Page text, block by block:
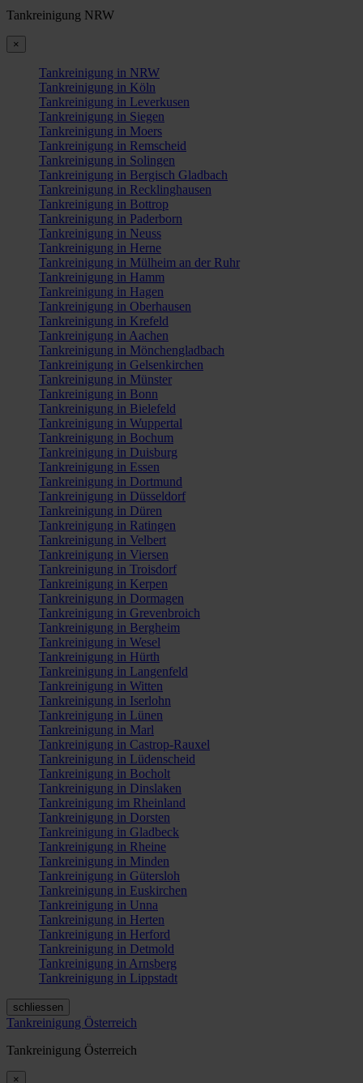
Tankreinigung NRW
×
Tankreinigung in NRW
Tankreinigung in Köln
Tankreinigung in Leverkusen
Tankreinigung in Siegen
Tankreinigung in Moers
Tankreinigung in Remscheid
Tankreinigung in Solingen
Tankreinigung in Bergisch Gladbach
Tankreinigung in Recklinghausen
Tankreinigung in Bottrop
Tankreinigung in Paderborn
Tankreinigung in Neuss
Tankreinigung in Herne
Tankreinigung in Mülheim an der Ruhr
Tankreinigung in Hamm
Tankreinigung in Hagen
Tankreinigung in Oberhausen
Tankreinigung in Krefeld
Tankreinigung in Aachen
Tankreinigung in Mönchengladbach
Tankreinigung in Gelsenkirchen
Tankreinigung in Münster
Tankreinigung in Bonn
Tankreinigung in Bielefeld
Tankreinigung in Wuppertal
Tankreinigung in Bochum
Tankreinigung in Duisburg
Tankreinigung in Essen
Tankreinigung in Dortmund
Tankreinigung in Düsseldorf
Tankreinigung in Düren
Tankreinigung in Ratingen
Tankreinigung in Velbert
Tankreinigung in Viersen
Tankreinigung in Troisdorf
Tankreinigung in Kerpen
Tankreinigung in Dormagen
Tankreinigung in Grevenbroich
Tankreinigung in Bergheim
Tankreinigung in Wesel
Tankreinigung in Hürth
Tankreinigung in Langenfeld
Tankreinigung in Witten
Tankreinigung in Iserlohn
Tankreinigung in Lünen
Tankreinigung in Marl
Tankreinigung in Castrop-Rauxel
Tankreinigung in Lüdenscheid
Tankreinigung in Bocholt
Tankreinigung in Dinslaken
Tankreinigung im Rheinland
Tankreinigung in Dorsten
Tankreinigung in Gladbeck
Tankreinigung in Rheine
Tankreinigung in Minden
Tankreinigung in Gütersloh
Tankreinigung in Euskirchen
Tankreinigung in Unna
Tankreinigung in Herten
Tankreinigung in Herford
Tankreinigung in Detmold
Tankreinigung in Arnsberg
Tankreinigung in Lippstadt
schliessen
Tankreinigung Österreich
Tankreinigung Österreich
×